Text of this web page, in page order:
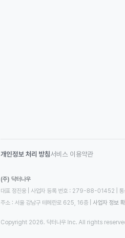
개인정보 처리 방침서비스 이용약관
(주) 닥터나우
대표 정진웅 | 사업자 등록 번호 : 279-88-01452 |
주소 : 서울 강남구 테헤란로 625, 16층
사업자 정보
Copyright 2026. 닥터나우 Inc. All rights